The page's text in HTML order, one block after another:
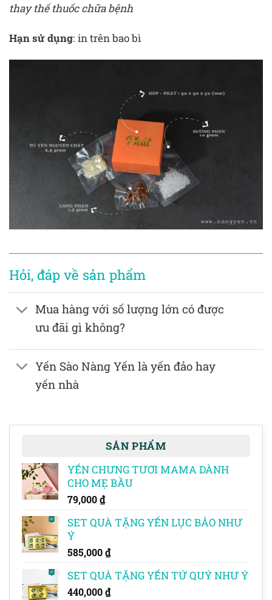
thay thế thuốc chữa bệnh
Hạn sử dụng: in trên bao bì
Hỏi, đáp về sản phẩm
Mua hàng với số lượng lớn có được
ưu đãi gì không?
Yến Sào Nàng Yến là yến đảo hay
yến nhà
SẢN PHẨM
YẾN CHƯNG TƯƠI MAMA DÀNH
CHO MẸ BẦU
79,000₫
SET QUÀ TẶNG YẾN LỤC BẢO NHƯ
Ý
585,000₫
SET QUÀ TẶNG YẾN TỨ QUÝ NHƯ Ý
440,000₫